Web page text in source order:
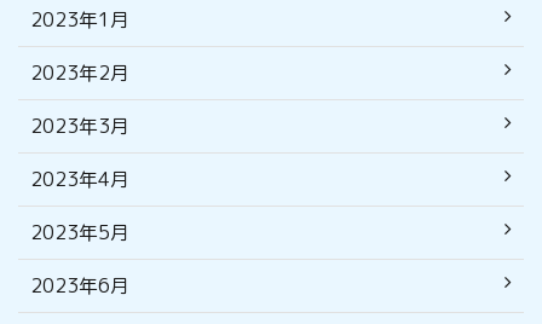
2023年1月
2023年2月
2023年3月
2023年4月
2023年5月
2023年6月